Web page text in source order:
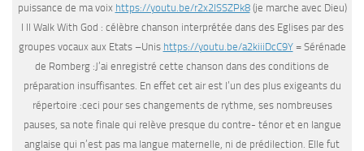
puissance de ma voix https://youtu.be/r2x2lSSZPk8(je marche avec Dieu)
I ll Walk With God : célèbre chanson interprétée dans des Eglises par des
groupes vocaux aux Etats –Unis https://youtu.be/a2kiiiDcC9Y= Sérénade
de Romberg :J’ai enregistré cette chanson dans des conditions de
préparation insuffisantes. En effet cet air est l’un des plus exigeants du
répertoire :ceci pour ses changements de rythme, ses nombreuses
pauses, sa note finale qui relève presque du contre- ténor et en langue
anglaise qui n’est pas ma langue maternelle, ni de prédilection. Elle fut